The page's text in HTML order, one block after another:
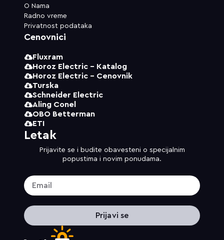
O Nama
Radno vreme
Privatnost podataka
Cenovnici
Fluxram
Horoz Electric - Katalog
Horoz Electric - Cenovnik
Turska
Schneider Electric
Aling Conel
OBO Betterman
ETI
Letak
Prijavite se i budite obavesteni o specijalnim
popustima i novim ponudama.
Prijavi se